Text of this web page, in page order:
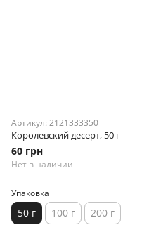
Артикул: 2121333350
Королевский десерт, 50 г
60 грн
Нет в наличии
Упаковка
50 г 100 г 200 г